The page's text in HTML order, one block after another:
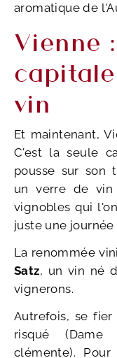
aromatique de
Vienne
vin
Et maintenant,
C'est la seule
pousse sur son
un verre de
vignobles qui
juste une
La renommée
Satz, un vin né
vignerons.
Autrefois, se
risqué
clémente).